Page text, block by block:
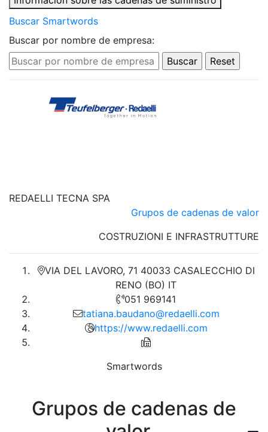
Buscar Smartwords
Buscar por nombre de empresa:
Grupos de cadenas de
REDAELLI TECNA SPA
Grupos de cadenas de valor
COSTRUZIONI E INFRASTRUTTURE
VIA DEL LAVORO, 71 40033 CASALECCHIO DI
RENO (BO) IT
051 969141
tatiana.baudano@redaelli.com
https://www.redaelli.com
Smartwords